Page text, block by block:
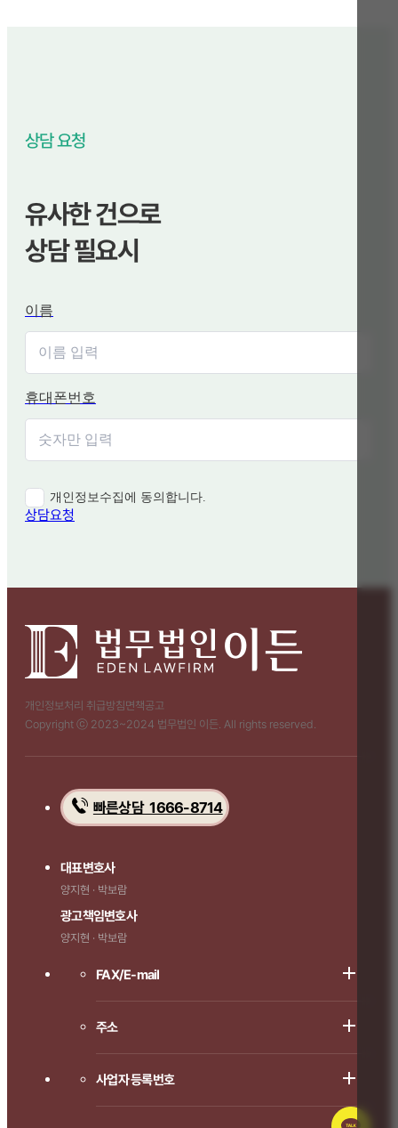
상담 요청
유사한 건으로
상담 필요시
이름
휴대폰번호
개인정보수집에 동의합니다.
상담요청
개인정보처리 취급방침 면책공고
Copyright ⓒ 2023~2024 법무법인 이든. All rights reserved.
빠른상담 1666-8714
대표변호사
양지현 · 박보람
광고책임변호사
양지현 · 박보람
FAX/E-mail
주소
사업자 등록번호